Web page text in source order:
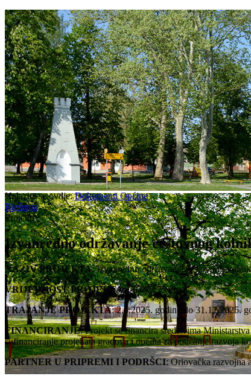
Nalazite se ovdje:Dokumenti Općine
Rješenja
Projekti
Izvanredno održavanje cestovnog
NAZIV PROJEKTA: Izvanredno održavanje cestovnog
VRIJEDNOST PROJEKTA: 76.073,75 eura
TRAJANJE PROJEKTA: 2.5.2025. godine do 31.12.2025.
FINANCIRANJE: Projekt se financira sredstvima
sufinanciranje projekata gradova i općina za poticanje razvoja
PARTNER U PRIPREMI I PODRŠCI: Oriovačka razvojna